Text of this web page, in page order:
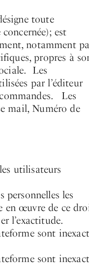
toute
est
notamment
propres à
Les
par l’éditeur
Les
mail, Numéro de
utilisateurs
personnelles les
en œuvre de ce
l’exactitude.
sont
sont